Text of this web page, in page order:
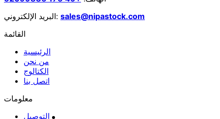
البريد الإلكتروني: sales@nipastock.com
القائمة
الرئيسية
من نحن
الكتالوج
اتصل بنا
معلومات